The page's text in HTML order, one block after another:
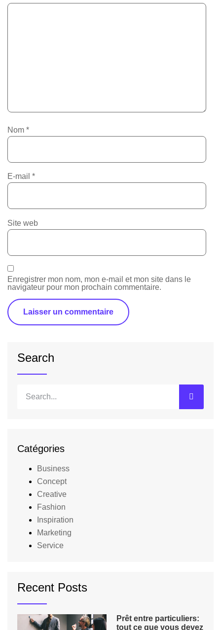
Nom *
E-mail *
Site web
Enregistrer mon nom, mon e-mail et mon site dans le
navigateur pour mon prochain commentaire.
Search
Catégories
Business
Concept
Creative
Fashion
Inspiration
Marketing
Service
Recent Posts
Prêt entre particuliers:
tout ce que vous devez